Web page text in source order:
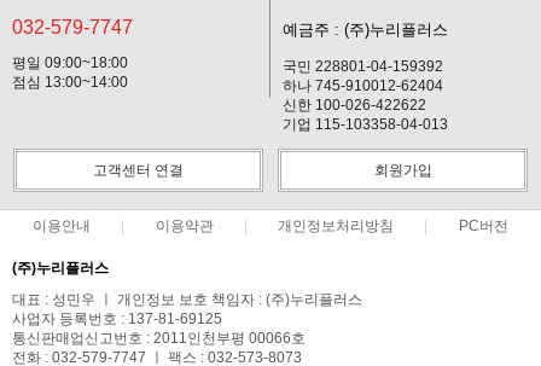
032-579-7747
평일 09:00~18:00
점심 13:00~14:00
예금주 : (주)누리플러스
국민 228801-04-159392
하나 745-910012-62404
신한 100-026-422622
기업 115-103358-04-013
고객센터 연결 회원가입
이용안내 이용약관 개인정보처리방침 PC버전
(주)누리플러스
대표 : 성민우 ㅣ 개인정보 보호 책임자 : (주)누리플러스
사업자 등록번호 : 137-81-69125
통신판매업신고번호 : 2011인천부평 00066호
전화 : 032-579-7747 ㅣ 팩스 : 032-573-8073